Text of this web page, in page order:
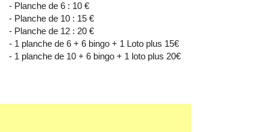
- Planche de 6 : 10 €
- Planche de 10 : 15 €
- Planche de 12 : 20 €
- 1 planche de 6 + 6 bingo + 1 Loto plus 15€
- 1 planche de 10 + 6 bingo + 1 loto plus 20€